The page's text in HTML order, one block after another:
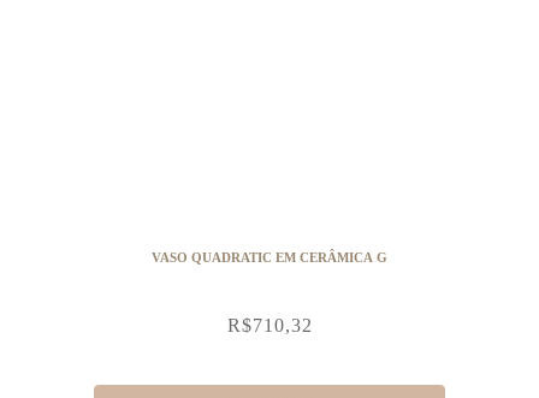
VASO QUADRATIC EM CERÂMICA G
R$710,32